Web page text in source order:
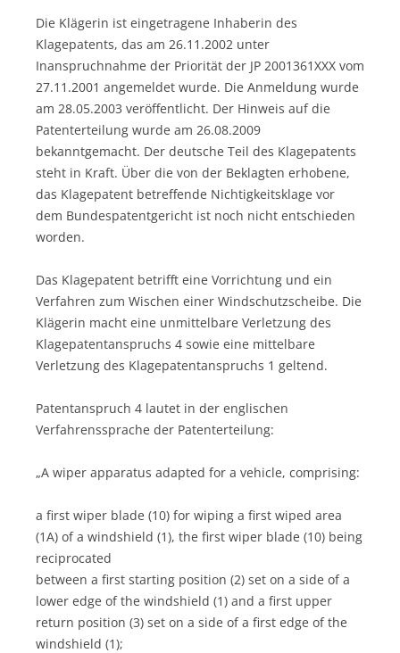
Die Klägerin ist eingetragene Inhaberin des
Klagepatents, das am 26.11.2002 unter
Inanspruchnahme der Priorität der JP 2001361XXX vom
27.11.2001 angemeldet wurde. Die Anmeldung wurde
am 28.05.2003 veröffentlicht. Der Hinweis auf die
Patenterteilung wurde am 26.08.2009
bekanntgemacht. Der deutsche Teil des Klagepatents
steht in Kraft. Über die von der Beklagten erhobene,
das Klagepatent betreffende Nichtigkeitsklage vor
dem Bundespatentgericht ist noch nicht entschieden
worden.
Das Klagepatent betrifft eine Vorrichtung und ein
Verfahren zum Wischen einer Windschutzscheibe. Die
Klägerin macht eine unmittelbare Verletzung des
Klagepatentanspruchs 4 sowie eine mittelbare
Verletzung des Klagepatentanspruchs 1 geltend.
Patentanspruch 4 lautet in der englischen
Verfahrenssprache der Patenterteilung:
„A wiper apparatus adapted for a vehicle, comprising:
a first wiper blade (10) for wiping a first wiped area
(1A) of a windshield (1), the first wiper blade (10) being
reciprocated
between a first starting position (2) set on a side of a
lower edge of the windshield (1) and a first upper
return position (3) set on a side of a first edge of the
windshield (1);